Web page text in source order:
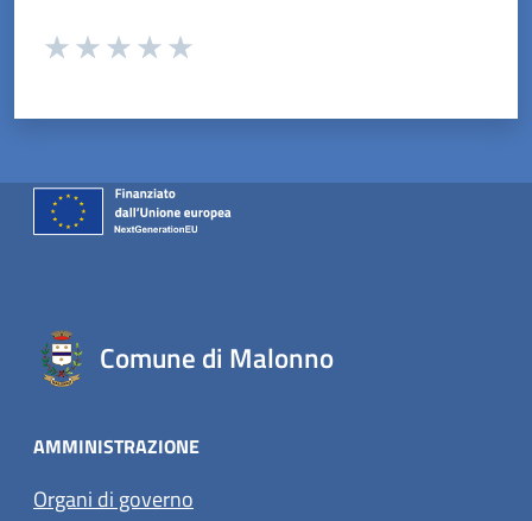
Valuta da 1 a 5 stelle la pagina
Comune di Malonno
AMMINISTRAZIONE
Organi di governo